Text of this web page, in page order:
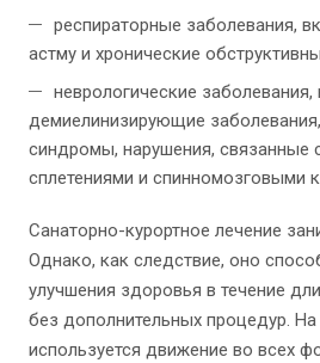
респираторные заболевания,
астму и хронические
неврологические заболевания,
демиелинизирующие
синдромы, нарушения, связанные
сплетениями и спинномозговыми
Санаторно-курортное лечение
Однако, как следствие, оно
улучшения здоровья в течение
без дополнительных процедур.
используется движение во всех